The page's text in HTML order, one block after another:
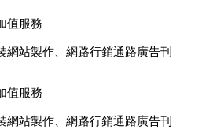
值服務
網站製作、網路行銷通路廣告刊
行社銷售，全面優惠中....
值服務
網站製作、網路行銷通路廣告刊